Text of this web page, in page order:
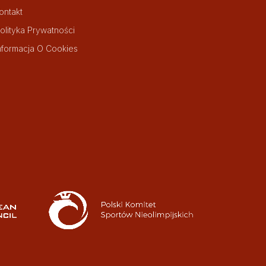
Prywatności
O Cookies